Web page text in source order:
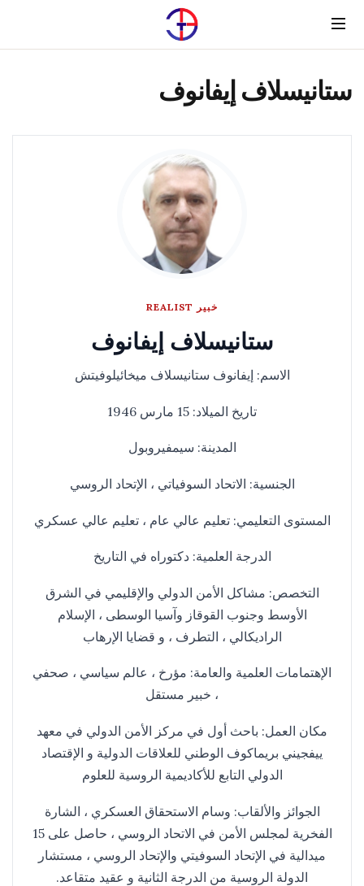
Menu
ستانيسلاف إيفانوف
خبير REALIST
ستانيسلاف إيفانوف
الاسم: إيفانوف ستانيسلاف ميخائيلوفيتش
تاريخ الميلاد: 15 مارس 1946
المدينة: سيمفيروبول
الجنسية: الاتحاد السوفياتي ، الإتحاد الروسي
المستوى التعليمي: تعليم عالي عام ، تعليم عالي عسكري
الدرجة العلمية: دكتوراه في التاريخ
التخصص: مشاكل الأمن الدولي والإقليمي في الشرق
الأوسط وجنوب القوقاز وآسيا الوسطى ، الإسلام
الراديكالي ، التطرف ، و قضايا الإرهاب
الإهتمامات العلمية والعامة: مؤرخ ، عالم سياسي ، صحفي
، خبير مستقل
مكان العمل: باحث أول في مركز الأمن الدولي في معهد
ييفجيني بريماكوف الوطني للعلاقات الدولية و الإقتصاد
الدولي التابع للأكاديمية الروسية للعلوم
الجوائز والألقاب: وسام الاستحقاق العسكري ، الشارة
الفخرية لمجلس الأمن في الاتحاد الروسي ، حاصل على 15
ميدالية في الإتحاد السوفيتي والإتحاد الروسي ، مستشار
الدولة الروسية من الدرجة الثانية و عقيد متقاعد.